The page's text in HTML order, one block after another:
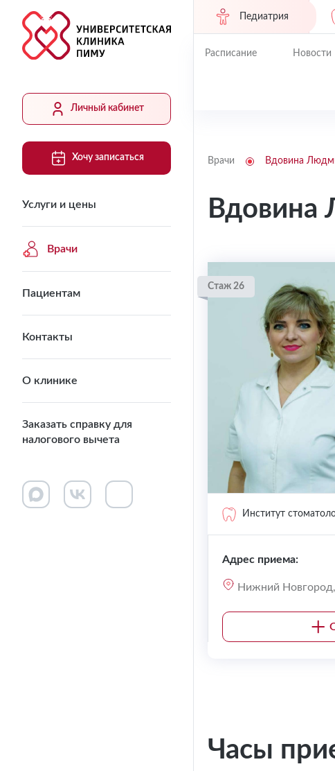
Личный кабинет
Хочу записаться
Услуги и цены
Врачи
Пациентам
Контакты
О клинике
Заказать справку для
налогового вычета
Педиатрия
Расписание Новости
Врачи Вдовина
Вдовина
Стаж 26
Институт
Адрес приема:
Нижний
Часы